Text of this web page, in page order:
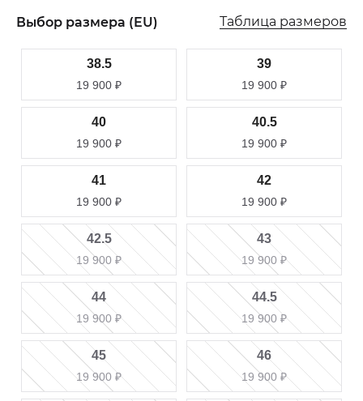
Выбор размера (EU) Таблица размеров
38.5
19 900 ₽
39
19 900 ₽
40
19 900 ₽
40.5
19 900 ₽
41
19 900 ₽
42
19 900 ₽
42.5
19 900 ₽
43
19 900 ₽
44
19 900 ₽
44.5
19 900 ₽
45
19 900 ₽
46
19 900 ₽